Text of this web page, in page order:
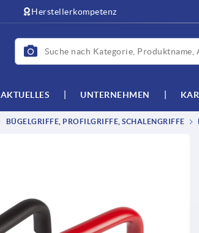
Herstellerkompetenz
AKTUELLES UNTERNEHMEN
BÜGELGRIFFE, PROFILGRIFFE, SCHALENGRIFFE